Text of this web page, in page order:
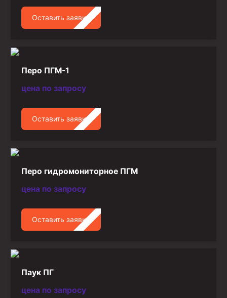
Оставить заявку
Перо ПГМ-1
цена по запросу
Оставить заявку
Перо гидромониторное ПГМ
цена по запросу
Оставить заявку
Паук ПГ
цена по запросу